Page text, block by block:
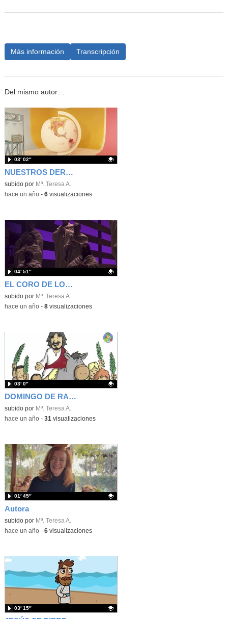
Más información Transcripción
Del mismo autor…
NUESTROS DERECHOS
Contenido educativo.
subido por Mª. Teresa A.
03′ 02″
-hace un año- 6visualizaciones
EL CORO DE LOS APÓSTOLES
Contenido educativo.
subido por Mª. Teresa A.
04′ 51″
-hace un año- 8visualizaciones
DOMINGO DE RAMOS
Contenido educativo.
subido por Mª. Teresa A.
03′ 0″
-hace un año- 31 visualizaciones
Autora
Contenido educativo.
subido por Mª. Teresa A.
01′ 45″
-hace un año- 6visualizaciones
03′ 15″